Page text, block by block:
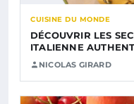
CUISINE DU MONDE
DÉCOUVRIR LES
ITALIENNE
NICOLAS GIRARD